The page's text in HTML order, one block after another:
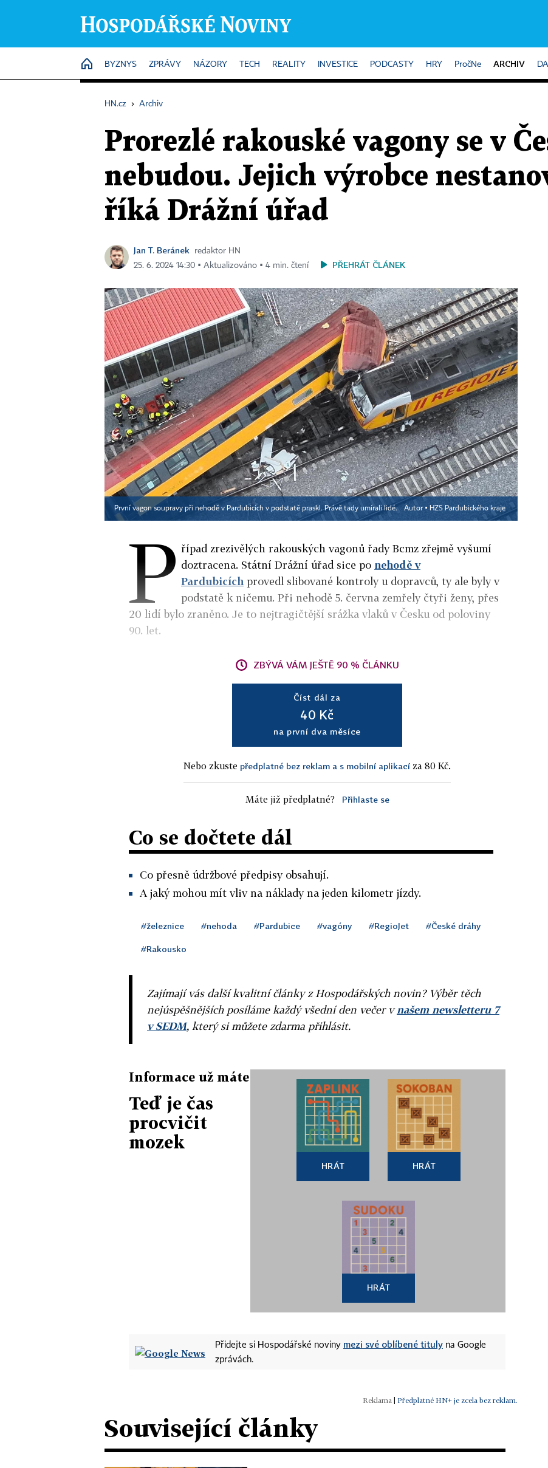
HOME
BYZNYS ZPRÁVY NÁZORY TECH REALITY INVESTICE PODCASTY HRY PročNe ARCHIV
HN.cz › Archiv
Prorezlé rakouské vagony se v
nebudou. Jejich výrobce
říká Drážní úřad
Jan T. Beránek
redaktor HN
25. 6. 2024 14:30 ▪ Aktualizováno ▪ 4 min. čtení
PŘEHRÁT ČLÁNEK
První vagon soupravy při nehodě v Pardubicích v podstatě praskl. Právě tady umírali lidé. Autor ▪ HZS Pardubického kraje
P řípad zrezivělých rakouských vagonů řady Bcmz zřejmě vyšumí
doztracena. Státní Drážní úřad sice po nehodě v
Pardubicích provedl slibované kontroly u dopravců, ty ale byly v
podstatě k ničemu. Při nehodě 5. června zemřely čtyři ženy, přes
20 lidí bylo zraněno. Je to nejtragičtější srážka vlaků v Česku od poloviny
90. let.
ZBÝVÁ VÁM JEŠTĚ 90 % ČLÁNKU
Číst dál za
40 Kč
na první dva měsíce
Nebo zkuste předplatné bez reklam a s mobilní aplikací za 80 Kč.
Máte již předplatné? Přihlaste se
Co se dočtete dál
Co přesně údržbové předpisy obsahují.
A jaký mohou mít vliv na náklady na jeden kilometr jízdy.
#železnice #nehoda #Pardubice #vagóny #RegioJet #České dráhy
#Rakousko
Zajímají vás další kvalitní články z Hospodářských novin? Výběr těch
nejúspěšnějších posíláme každý všední den večer vnašem newsletteru 7
v SEDM, který si můžete zdarma přihlásit.
Informace už máte
Teď je čas
procvičit
mozek
HRÁT HRÁT
HRÁT
Přidejte si Hospodářské noviny mezi své oblíbené tituly na Google
zprávách.
| Předplatné HN+ je zcela bez reklam.
Související články